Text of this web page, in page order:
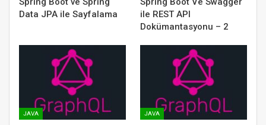
Data JPA ile Sayfalama
ile REST API
Dokümantasyonu – 2
JAVA JAVA